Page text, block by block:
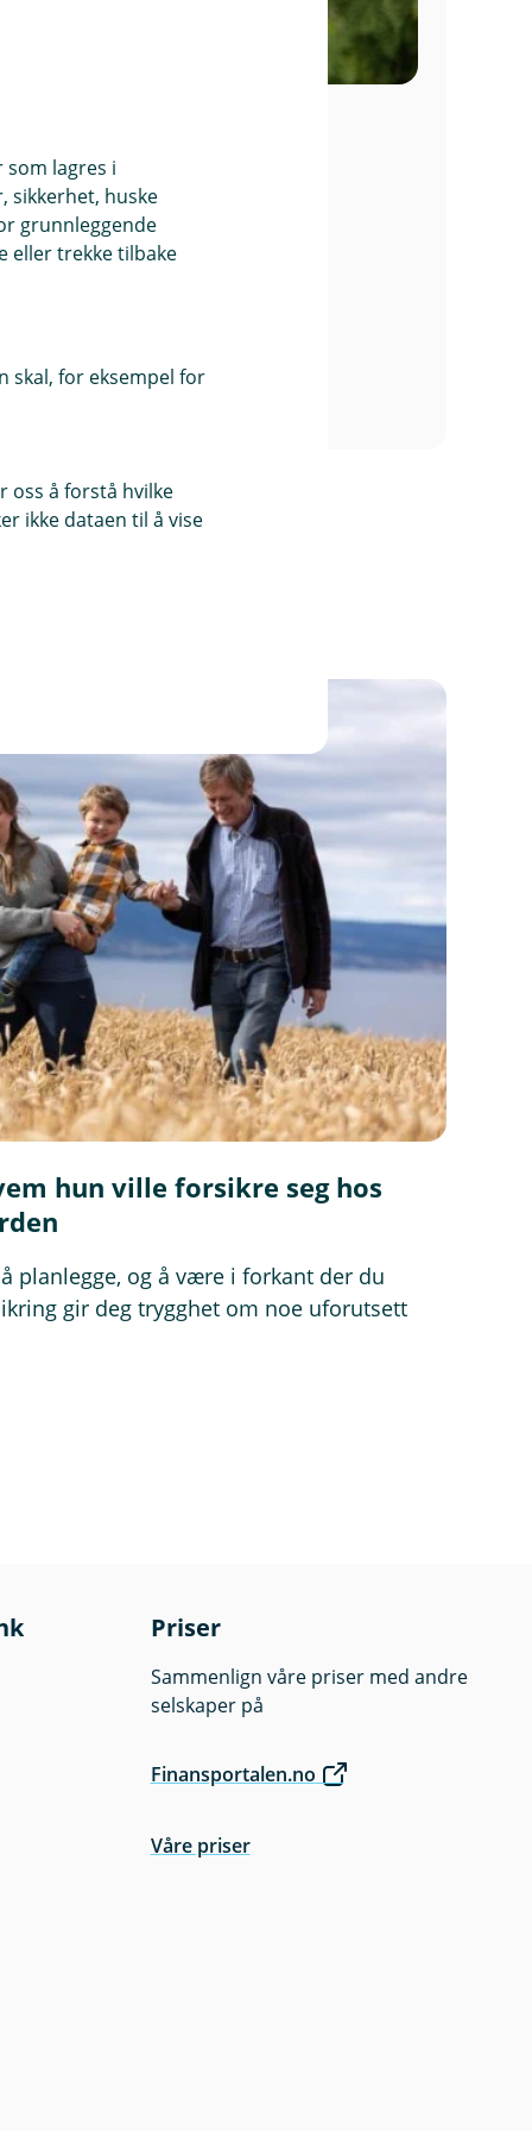
hun ville forsikre seg hos
planlegge, og å være i forkant der du
gir deg trygghet om noe uforutsett
Priser
Sammenlign våre priser med andre
selskaper på
Finansportalen.no
Våre priser
lagres i
sikkerhet, huske
grunnleggende
eller trekke tilbake
skal, for eksempel for
oss å forstå hvilke
ikke dataen til å vise